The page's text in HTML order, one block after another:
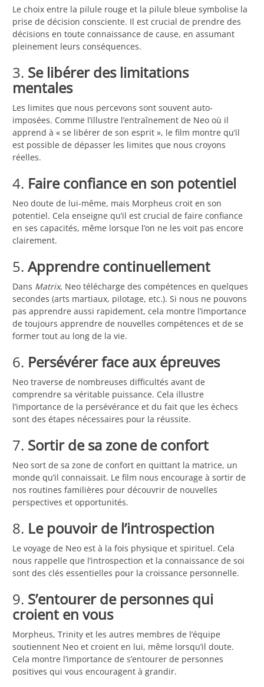
Le choix entre la pilule rouge et la pilule bleue symbolise la
prise de décision consciente. Il est crucial de prendre des
décisions en toute connaissance de cause, en assumant
pleinement leurs conséquences.
3. Se libérer des limitations
mentales
Les limites que nous percevons sont souvent auto-
imposées. Comme l’illustre l’entraînement de Neo où il
apprend à « se libérer de son esprit », le film montre qu’il
est possible de dépasser les limites que nous croyons
réelles.
4. Faire confiance en son potentiel
Neo doute de lui-même, mais Morpheus croit en son
potentiel. Cela enseigne qu’il est crucial de faire confiance
en ses capacités, même lorsque l’on ne les voit pas encore
clairement.
5. Apprendre continuellement
Dans Matrix, Neo télécharge des compétences en quelques
secondes (arts martiaux, pilotage, etc.). Si nous ne pouvons
pas apprendre aussi rapidement, cela montre l’importance
de toujours apprendre de nouvelles compétences et de se
former tout au long de la vie.
6. Persévérer face aux épreuves
Neo traverse de nombreuses difficultés avant de
comprendre sa véritable puissance. Cela illustre
l’importance de la persévérance et du fait que les échecs
sont des étapes nécessaires pour la réussite.
7. Sortir de sa zone de confort
Neo sort de sa zone de confort en quittant la matrice, un
monde qu’il connaissait. Le film nous encourage à sortir de
nos routines familières pour découvrir de nouvelles
perspectives et opportunités.
8. Le pouvoir de l’introspection
Le voyage de Neo est à la fois physique et spirituel. Cela
nous rappelle que l’introspection et la connaissance de soi
sont des clés essentielles pour la croissance personnelle.
9. S’entourer de personnes qui
croient en vous
Morpheus, Trinity et les autres membres de l’équipe
soutiennent Neo et croient en lui, même lorsqu’il doute.
Cela montre l’importance de s’entourer de personnes
positives qui vous encouragent à grandir.